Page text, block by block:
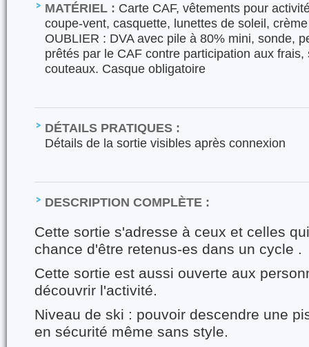
MATÉRIEL : Carte CAF, vêtements pour
coupe-vent, casquette, lunettes de soleil,
OUBLIER : DVA avec pile à 80% mini, sonde,
prêtés par le CAF contre participation aux
couteaux. Casque obligatoire
DÉTAILS PRATIQUES :
Détails de la sortie visibles après connexion
DESCRIPTION COMPLÈTE :
Cette sortie s'adresse à ceux et celles
chance d'être retenus-es dans un cycle .
Cette sortie est aussi ouverte aux
découvrir l'activité.
Niveau de ski : pouvoir descendre une
en sécurité même sans style.